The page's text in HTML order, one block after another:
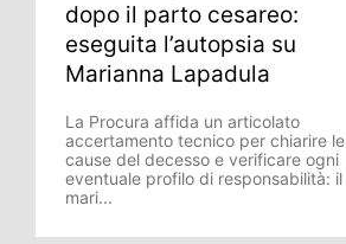
dopo il parto cesareo:
eseguita l’autopsia su
Marianna Lapadula
La Procura affida un articolato
accertamento tecnico per chiarire le
cause del decesso e verificare ogni
eventuale profilo di responsabilità: il
mari...